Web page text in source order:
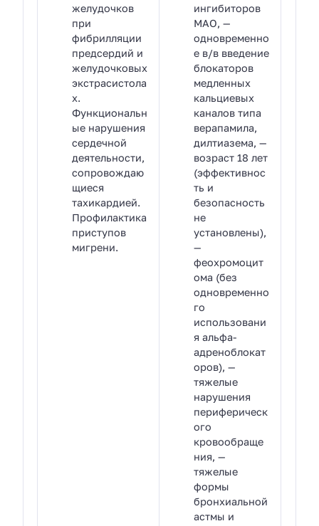
желудочков
при
фибрилляции
предсердий и
желудочковых
экстрасистола
х.
Функциональн
ые нарушения
сердечной
деятельности,
сопровождаю
щиеся
тахикардией.
Профилактика
приступов
мигрени.
ингибиторов
МАО, —
одновременно
е в/в введение
блокаторов
медленных
кальциевых
каналов типа
верапамила,
дилтиазема, —
возраст 18 лет
(эффективнос
ть и
безопасность
не
установлены),
—
феохромоцит
ома (без
одновременно
го
использовани
я альфа-
адреноблокат
оров), —
тяжелые
нарушения
периферическ
ого
кровообраще
ния, —
тяжелые
формы
бронхиальной
астмы и